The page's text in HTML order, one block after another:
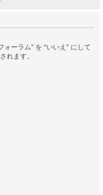
ーラム” を “いいえ” にして
れます。